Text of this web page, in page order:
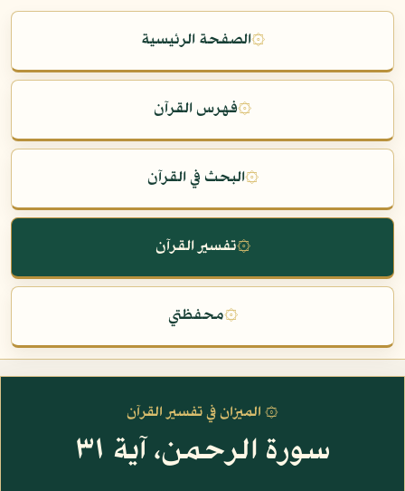
۞الصفحة الرئيسية
۞فهرس القرآن
۞البحث في القرآن
۞تفسير القرآن
۞محفظتي
۞ الميزان في تفسير القرآن
سورة الرحمن، آية ٣١